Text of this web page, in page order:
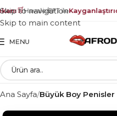
🛒Havale/EFT ile
Skip to navigation
Skip to main content
MENU
Ana Sayfa Büyük Boy Penisler